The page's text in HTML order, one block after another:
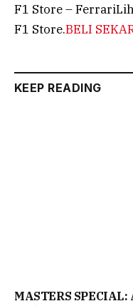
F1 Store –
F1 Store.BELI
KEEP READING
MASTERS